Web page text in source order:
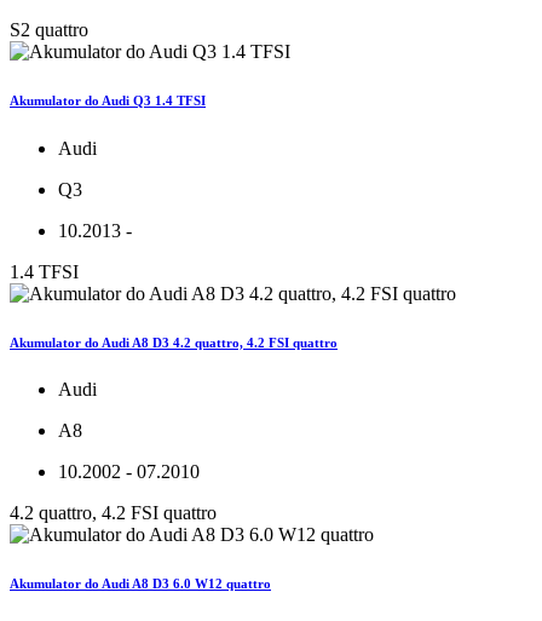
S2 quattro
Akumulator do Audi Q3 1.4 TFSI
Audi
Q3
10.2013 -
1.4 TFSI
Akumulator do Audi A8 D3 4.2 quattro, 4.2 FSI quattro
Audi
A8
10.2002 - 07.2010
4.2 quattro, 4.2 FSI quattro
Akumulator do Audi A8 D3 6.0 W12 quattro